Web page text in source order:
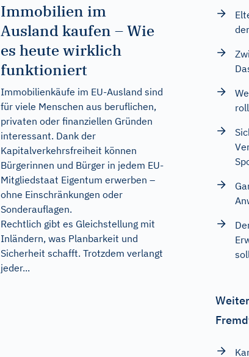
Immobilien im
Ausland kaufen – Wie
es heute wirklich
funktioniert
Immobilienkäufe im EU-Ausland sind
für viele Menschen aus beruflichen,
privaten oder finanziellen Gründen
interessant. Dank der
Kapitalverkehrsfreiheit können
Bürgerinnen und Bürger in jedem EU-
Mitgliedstaat Eigentum erwerben –
ohne Einschränkungen oder
Sonderauflagen.
Rechtlich gibt es Gleichstellung mit
Inländern, was Planbarkeit und
Sicherheit schafft. Trotzdem verlangt
jeder...